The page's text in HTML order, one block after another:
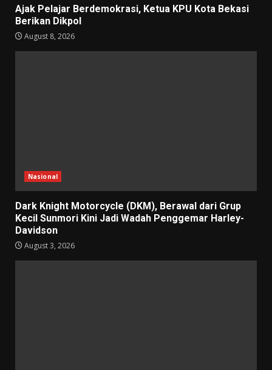
Ajak Pelajar Berdemokrasi, Ketua KPU Kota Bekasi
Berikan Dikpol
August 8, 2026
Nasional
Dark Knight Motorcycle (DKM), Berawal dari Grup
Kecil Sunmori Kini Jadi Wadah Penggemar Harley-
Davidson
August 3, 2026